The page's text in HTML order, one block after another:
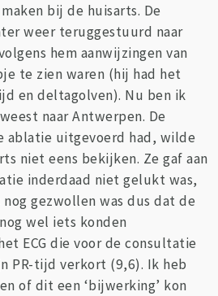
bij de huisarts. De
weer teruggestuurd naar
hem aanwijzingen van
te zien waren (hij had het
en deltagolven). Nu ben ik
naar Antwerpen. De
ablatie uitgevoerd had, wilde
niet eens bekijken. Ze gaf aan
inderdaad niet gelukt was,
gezwollen was dus dat de
wel iets konden
ECG die voor de consultatie
PR-tijd verkort (9,6). Ik heb
of dit een ‘bijwerking’ kon